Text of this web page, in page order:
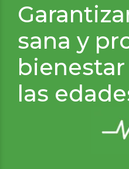
sana y
las